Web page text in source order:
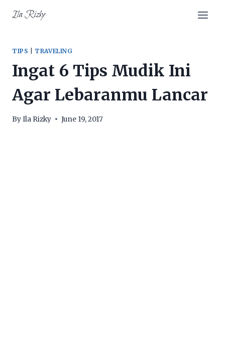
Ila Rizky
TIPS TRAVELING
Ingat 6 Tips Mudik Ini
Agar Lebaranmu Lancar
ByIla Rizky June 19, 2017